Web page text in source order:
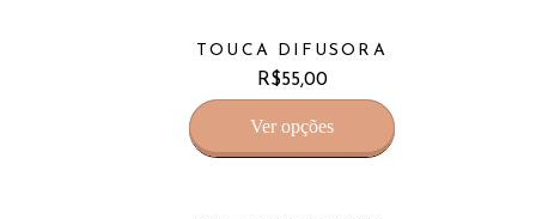
TOUCA DIFUSORA
R$55,00
Ver opções